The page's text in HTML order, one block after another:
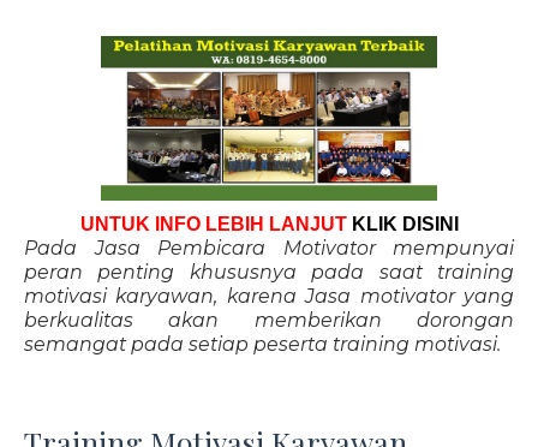
UNTUK INFO LEBIH LANJUT KLIK DISINI
Pada Jasa Pembicara Motivator mempunyai
peran penting khususnya pada saat training
motivasi karyawan, karena Jasa motivator yang
berkualitas akan memberikan dorongan
semangat pada setiap peserta training motivasi.